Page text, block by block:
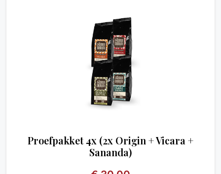
Proefpakket 4x (2x Origin + Vicara +
Sananda)